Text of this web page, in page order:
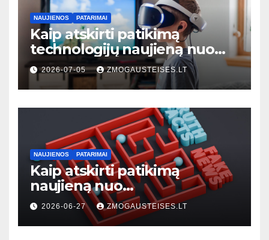
NAUJIENOS PATARIMAI
Kaip atskirti patikimą
technologijų naujieną nuo
klaidinančios: 7 praktiniai
požymiai
2026-07-05 ZMOGAUSTEISES.LT
NAUJIENOS PATARIMAI
Kaip atskirti patikimą
naujieną nuo
dezinformacijos: praktinis
vadovas kiekvienam
skaitytojui
2026-06-27 ZMOGAUSTEISES.LT